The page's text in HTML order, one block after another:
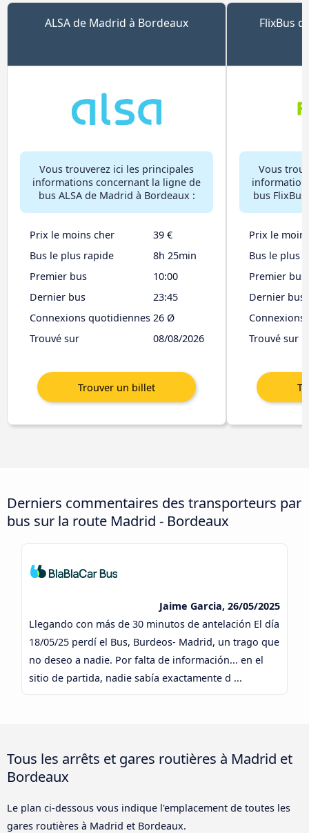
ALSA de Madrid à Bordeaux
Vous trouverez ici les principales
informations concernant la ligne de
bus ALSA de Madrid à Bordeaux :
Prix le moins cher
39 €
Bus le plus rapide
8h 25min
Premier bus
10:00
Dernier bus
23:45
Connexions quotidiennes 26 Ø
Trouvé sur
08/08/2026
FlixBus
Vous
bus
Prix le
Bus le plus
Premier bus
Dernier bus
Trouvé sur
Derniers commentaires des transporteurs par
bus sur la route Madrid - Bordeaux
Jaime Garcia, 26/05/2025
Llegando con más de 30 minutos de antelación El día
18/05/25 perdí el Bus, Burdeos- Madrid, un trago que
no deseo a nadie. Por falta de información... en el
sitio de partida, nadie sabía exactamente d ...
Tous les arrêts et gares routières à Madrid et
Bordeaux
Le plan ci-dessous vous indique l'emplacement de toutes les
gares routières à Madrid et Bordeaux.